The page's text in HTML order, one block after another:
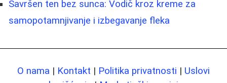
Savršen ten bez sunca: Vodič kroz kreme za
samopotamnjivanje i izbegavanje fleka
O nama | Kontakt | Politika privatnosti | Uslovi